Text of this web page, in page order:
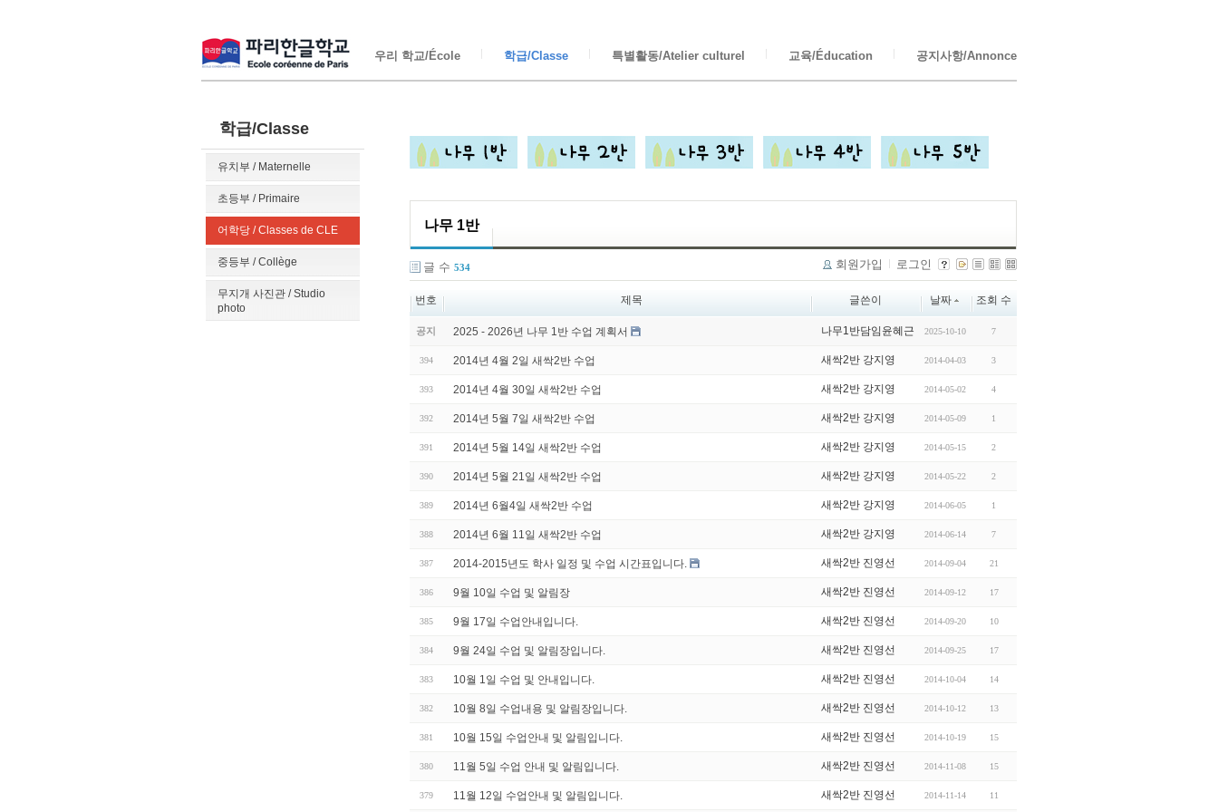
우리 학교/École 학급/Classe 특별활동/Atelier culturel 교육/Éducation 공지사항/Annonce
학급/Classe
유치부 / Maternelle
초등부 / Primaire
어학당 / Classes de CLE
중등부 / Collège
무지개 사진관 / Studio
photo
나무 1반
글 수 534 회원가입 로그인
번호 제목 글쓴이 날짜 조회 수
공지 2025 - 2026년 나무 1반 수업 계획서 나무1반담임윤혜근 2025-10-10 7
394 2014년 4월 2일 새싹2반 수업 새싹2반 강지영 2014-04-03 3
393 2014년 4월 30일 새싹2반 수업 새싹2반 강지영 2014-05-02 4
392 2014년 5월 7일 새싹2반 수업 새싹2반 강지영 2014-05-09 1
391 2014년 5월 14일 새싹2반 수업 새싹2반 강지영 2014-05-15 2
390 2014년 5월 21일 새싹2반 수업 새싹2반 강지영 2014-05-22 2
389 2014년 6월4일 새싹2반 수업 새싹2반 강지영 2014-06-05 1
388 2014년 6월 11일 새싹2반 수업 새싹2반 강지영 2014-06-14 7
387 2014-2015년도 학사 일정 및 수업 시간표입니다. 새싹2반 진영선 2014-09-04 21
386 9월 10일 수업 및 알림장 새싹2반 진영선 2014-09-12 17
385 9월 17일 수업안내입니다. 새싹2반 진영선 2014-09-20 10
384 9월 24일 수업 및 알림장입니다. 새싹2반 진영선 2014-09-25 17
383 10월 1일 수업 및 안내입니다. 새싹2반 진영선 2014-10-04 14
382 10월 8일 수업내용 및 알림장입니다. 새싹2반 진영선 2014-10-12 13
381 10월 15일 수업안내 및 알림입니다. 새싹2반 진영선 2014-10-19 15
380 11월 5일 수업 안내 및 알림입니다. 새싹2반 진영선 2014-11-08 15
379 11월 12일 수업안내 및 알림입니다. 새싹2반 진영선 2014-11-14 11